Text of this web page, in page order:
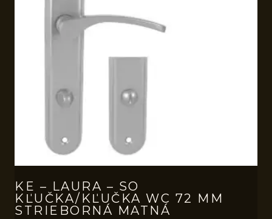
KE – LAURA – SO
KĽUČKA/KĽUČKA WC 72 MM
STRIEBORNÁ MATNÁ